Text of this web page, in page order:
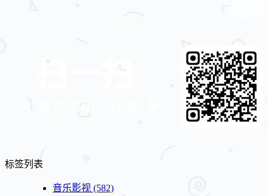
标签列表
音乐影视 (582)